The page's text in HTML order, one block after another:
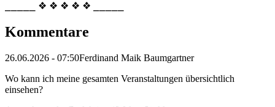
⎯⎯⎯⎯⎯ ❖ ❖ ❖ ❖ ❖ ⎯⎯⎯⎯⎯
Kommentare
26.06.2026 - 07:50Ferdinand Maik Baumgartner
Wo kann ich meine gesamten Veranstaltungen übersichtlich
einsehen?